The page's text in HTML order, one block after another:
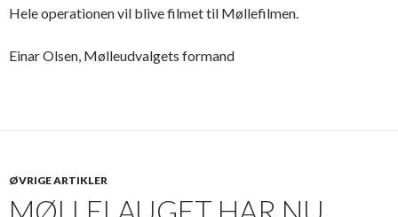
Hele operationen vil blive filmet til Møllefilmen.
Einar Olsen, Mølleudvalgets formand
ØVRIGE ARTIKLER